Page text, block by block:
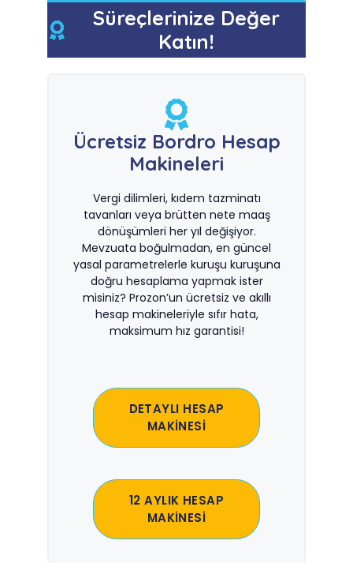
Süreçlerinize Değer
Katın!
Ücretsiz Bordro Hesap
Makineleri
Vergi dilimleri, kıdem tazminatı
tavanları veya brütten nete maaş
dönüşümleri her yıl değişiyor.
Mevzuata boğulmadan, en güncel
yasal parametrelerle kuruşu kuruşuna
doğru hesaplama yapmak ister
misiniz? Prozon’un ücretsiz ve akıllı
hesap makineleriyle sıfır hata,
maksimum hız garantisi!
DETAYLI HESAP
MAKİNESİ
12 AYLIK HESAP
MAKİNESİ